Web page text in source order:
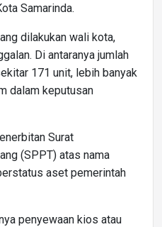
Samarinda.
dilakukan wali kota,
Di antaranya jumlah
171 unit, lebih banyak
dalam keputusan
Surat
(SPPT) atas nama
aset pemerintah
penyewaan kios atau